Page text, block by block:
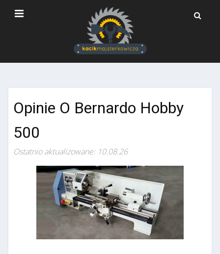
Opinie O Bernardo Hobby
500
Ostatnio aktualizowane: 10.08.26